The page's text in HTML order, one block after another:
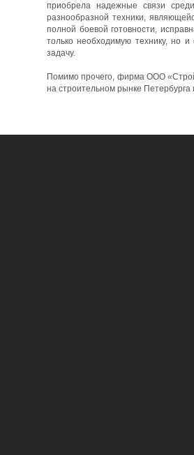
приобрела надежные связи
разнообразной техники,
полной боевой готовности,
только необходимую технику, но
задачу.
Помимо прочего, фирма ООО
на строительном рынке Петербурга